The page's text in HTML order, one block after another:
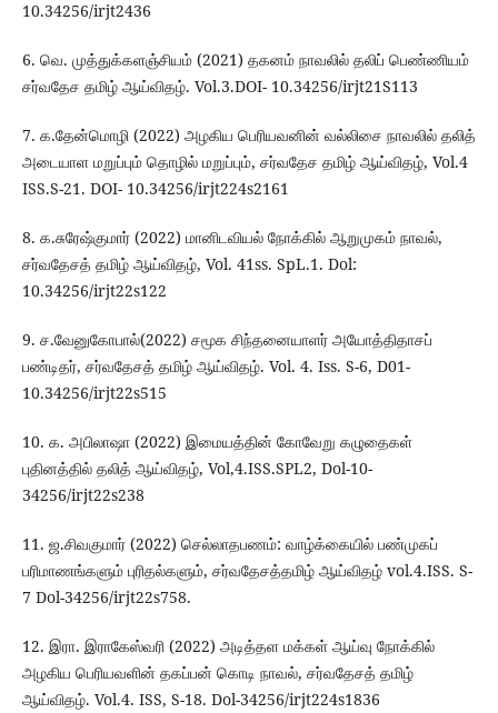
10.34256/irjt2436
6. வெ. முத்துக்களஞ்சியம் (2021) தகனம் நாவலில் தலிப் பெண்ணியம்
சர்வதேச தமிழ் ஆய்விதழ். Vol.3.DOI- 10.34256/irjt21S113
7. க.தேன்மொழி (2022) அழகிய பெரியவனின் வல்லிசை நாவலில் தலித்
அடையாள மறுப்பும் தொழில் மறுப்பும், சர்வதேச தமிழ் ஆய்விதழ், Vol.4
ISS.S-21. DOI- 10.34256/irjt224s2161
8. க.சுரேஷ்குமார் (2022) மானிடவியல் நோக்கில் ஆறுமுகம் நாவல்,
சர்வதேசத் தமிழ் ஆய்விதழ், Vol. 41ss. SpL.1. Dol:
10.34256/irjt22s122
9. ச.வேனுகோபால்(2022) சமூக சிந்தனையாளர் அயோத்திதாசப்
பண்டிதர், சர்வதேசத் தமிழ் ஆய்விதழ். Vol. 4. Iss. S-6, D01-
10.34256/irjt22s515
10. க. அபிலாஷா (2022) இமையத்தின் கோவேறு கழுதைகள்
புதினத்தில் தலித் ஆய்விதழ், Vol,4.ISS.SPL2, Dol-10-
34256/irjt22s238
11. ஜ.சிவகுமார் (2022) செல்லாதபணம்: வாழ்க்கையில் பண்முகப்
பரிமாணங்களும் புரிதல்களும், சர்வதேசத்தமிழ் ஆய்விதழ் vol.4.ISS. S-
7 Dol-34256/irjt22s758.
12. இரா. இராகேஸ்வரி (2022) அடித்தள மக்கள் ஆய்வு நோக்கில்
அழகிய பெரியவளின் தகப்பன் கொடி நாவல், சர்வதேசத் தமிழ்
ஆய்விதழ். Vol.4. ISS, S-18. Dol-34256/irjt224s1836